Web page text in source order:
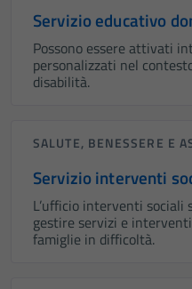
Servizio educativo
Possono essere attivati
personalizzati nel
disabilità.
SALUTE, BENESSERE E
Servizio interventi
L’ufficio interventi sociali
gestire servizi e
famiglie in difficoltà.